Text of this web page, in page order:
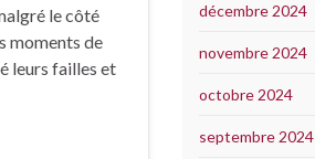
le côté
moments de
leurs failles et
décembre 2024
novembre 2024
octobre 2024
septembre 2024